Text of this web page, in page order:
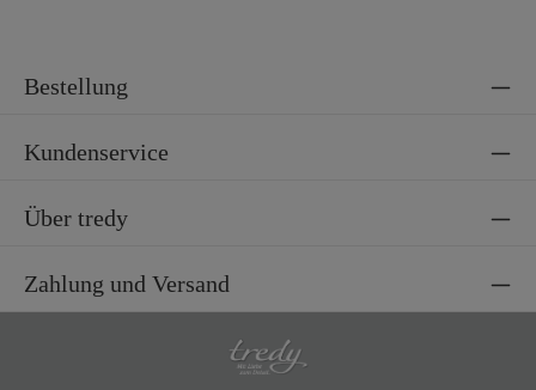
Bestellung
Kundenservice
Über tredy
Zahlung und Versand